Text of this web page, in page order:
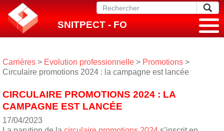
SNITPECT - FO
Carrières > Evolution professionnelle > Promotions >
Circulaire promotions 2024 : la campagne est lancée
CIRCULAIRE PROMOTIONS 2024 : LA
CAMPAGNE EST LANCÉE
17/04/2023